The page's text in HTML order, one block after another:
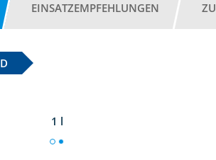
EINSATZEMPFEHLUNGEN
1 l